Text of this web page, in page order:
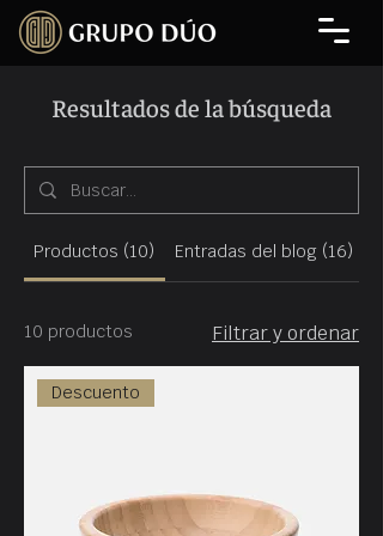
Resultados de la búsqueda
Productos (10) Entradas del blog (16)
10 productos Filtrar y ordenar
Descuento